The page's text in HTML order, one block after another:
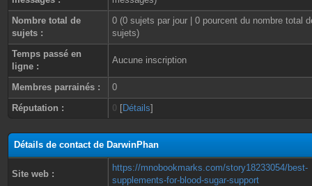
Nombre total de
sujets :
0 (0 sujets par jour | 0 pourcent du nombre total
sujets)
Temps passé en
ligne :
Aucune inscription
Membres parrainés :
0
Réputation :
0 [Détails]
Détails de contact de DarwinPhan
Site web :
https://mnobookmarks.com/story18233054/best-
supplements-for-blood-sugar-support